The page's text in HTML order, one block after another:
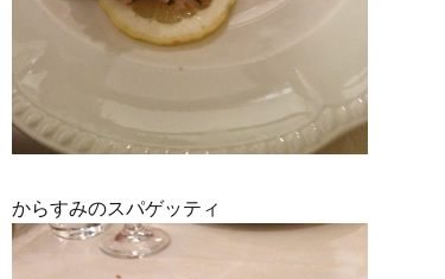
からすみのスパゲッティ